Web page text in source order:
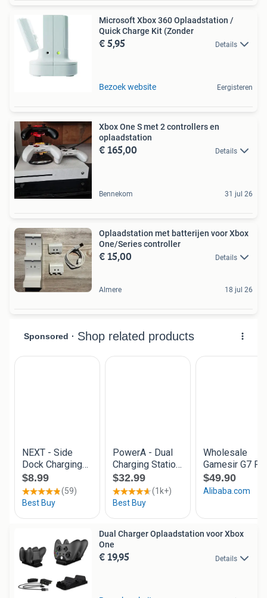
Microsoft Xbox 360 Oplaadstation /
Quick Charge Kit (Zonder
€ 5,95 Details
Bezoek website Eergisteren
Xbox One S met 2 controllers en
oplaadstation
€ 165,00 Details
Bennekom 31 jul 26
Oplaadstation met batterijen voor Xbox
One/Series controller
€ 15,00 Details
Almere 18 jul 26
Dual Charger Oplaadstation voor Xbox
One
€ 19,95 Details